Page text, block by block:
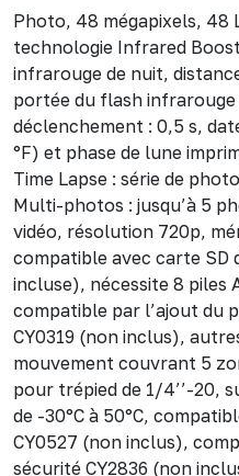
Photo, 48 mégapixels, 48
technologie Infrared
infrarouge de nuit,
portée du flash infrarouge
déclenchement : 0,5 s,
°F) et phase de lune
Time Lapse : série de
Multi-photos : jusqu’à 5
vidéo, résolution 720p,
compatible avec carte SD
incluse), nécessite 8 piles
compatible par l’ajout du
CY0319 (non inclus),
mouvement couvrant 5
pour trépied de 1/4’’-20,
de -30°C à 50°C,
CY0527 (non inclus),
sécurité CY2836 (non